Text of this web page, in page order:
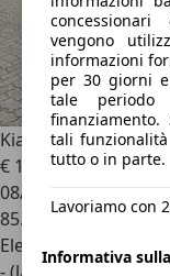
Kia Sportage
€ 18.9901
08/2023
85.060 km
Elettrica/Diesel
vengono
informazioni
per 30 giorni
tale periodo
tali
tutto o in parte.
Lavoriamo con
Informativa